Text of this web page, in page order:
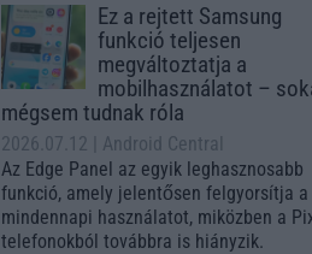
Ez a rejtett Samsung
funkció teljesen
megváltoztatja a
mobilhasználatot –
mégsem tudnak róla
2026.07.12
| Android Central
Az Edge Panel az egyik leghasznosabb
funkció, amely jelentősen felgyorsítja a
mindennapi használatot, miközben a
telefonokból továbbra is hiányzik.